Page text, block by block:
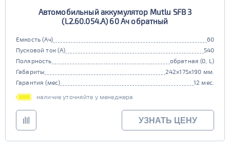
Автомобильный аккумулятор Mutlu SFB 3
(L2.60.054.A) 60 Ач обратный
Емкость (Ач)
60
Пусковой ток (А)
540
Полярность
обратная (0, L)
Габариты
242x175x190 мм.
Гарантия (мес)
12 мес.
наличие уточняйте у менеджера
УЗНАТЬ ЦЕНУ